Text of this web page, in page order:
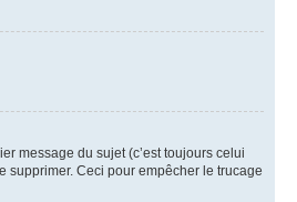
message du sujet (c’est toujours celui
supprimer. Ceci pour empêcher le trucage